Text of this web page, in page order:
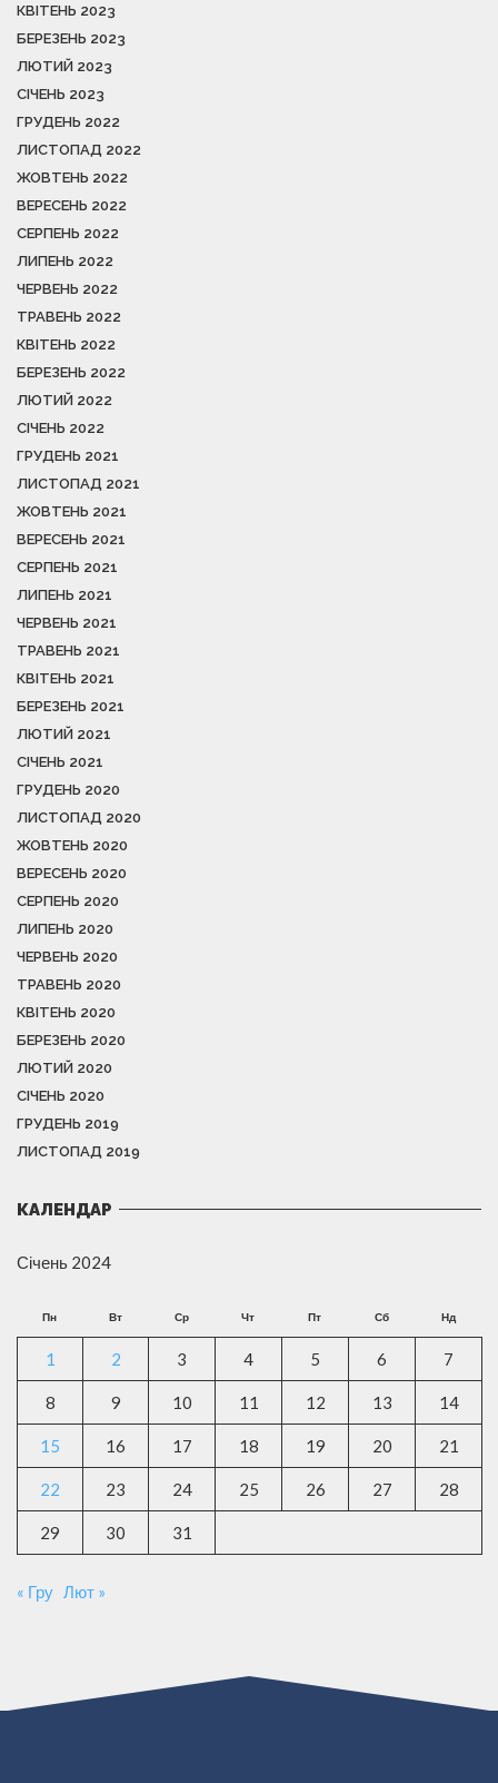
КВІТЕНЬ 2023
БЕРЕЗЕНЬ 2023
ЛЮТИЙ 2023
СІЧЕНЬ 2023
ГРУДЕНЬ 2022
ЛИСТОПАД 2022
ЖОВТЕНЬ 2022
ВЕРЕСЕНЬ 2022
СЕРПЕНЬ 2022
ЛИПЕНЬ 2022
ЧЕРВЕНЬ 2022
ТРАВЕНЬ 2022
КВІТЕНЬ 2022
БЕРЕЗЕНЬ 2022
ЛЮТИЙ 2022
СІЧЕНЬ 2022
ГРУДЕНЬ 2021
ЛИСТОПАД 2021
ЖОВТЕНЬ 2021
ВЕРЕСЕНЬ 2021
СЕРПЕНЬ 2021
ЛИПЕНЬ 2021
ЧЕРВЕНЬ 2021
ТРАВЕНЬ 2021
КВІТЕНЬ 2021
БЕРЕЗЕНЬ 2021
ЛЮТИЙ 2021
СІЧЕНЬ 2021
ГРУДЕНЬ 2020
ЛИСТОПАД 2020
ЖОВТЕНЬ 2020
ВЕРЕСЕНЬ 2020
СЕРПЕНЬ 2020
ЛИПЕНЬ 2020
ЧЕРВЕНЬ 2020
ТРАВЕНЬ 2020
КВІТЕНЬ 2020
БЕРЕЗЕНЬ 2020
ЛЮТИЙ 2020
СІЧЕНЬ 2020
ГРУДЕНЬ 2019
ЛИСТОПАД 2019
КАЛЕНДАР
Січень 2024
Пн Вт Ср Чт Пт Сб Нд
1 2 3 4 5 6 7
8 9 10 11 12 13 14
15 16 17 18 19 20 21
22 23 24 25 26 27 28
29 30 31
« Гру Лют »